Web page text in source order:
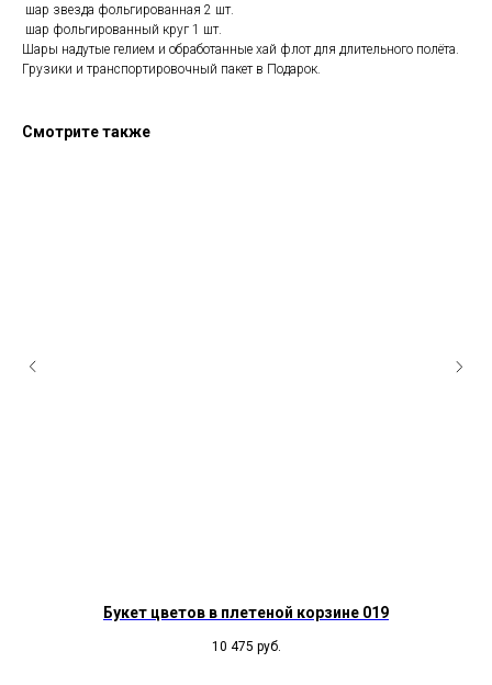
шар звезда фольгированная 2 шт.
шар фольгированный круг 1 шт.
Шары надутые гелием и обработанные хай флот для длительного полёта.
Грузики и транспортировочный пакет в Подарок.
Смотрите также
Букет цветов в плетеной корзине 019
10 475 руб.